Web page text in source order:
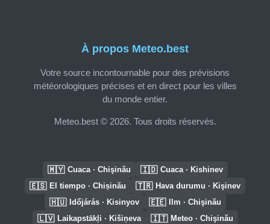
À propos Meteo.best
Votre source incontournable pour des prévisions
météorologiques précises et en direct pour les villes
du monde entier.
Meteo.best © 2026. Tous droits réservés.
🇲🇾 Cuaca · Chişinău 🇮🇩 Cuaca · Kishinev
🇪🇸 El tiempo · Chișinău 🇹🇷 Hava durumu · Kişinev
🇭🇺 Időjárás · Kisinyov 🇪🇪 Ilm · Chişinău
🇱🇻 Laikapstākļi · Kišiņeva 🇮🇹 Meteo · Chişinău